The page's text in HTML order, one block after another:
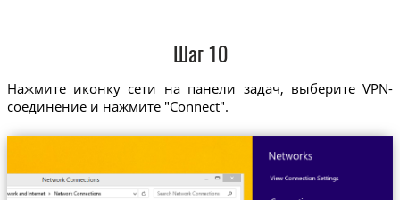
Шаг 10
Нажмите иконку сети на панели задач, выберите VPN-
соединение и нажмите "Connect".